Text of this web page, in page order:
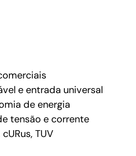
e entrada universal
de energia
tensão e corrente
TUV